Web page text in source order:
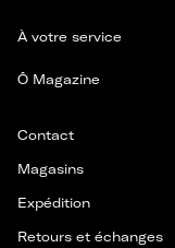
À votre service
Ô Magazine
Contact
Magasins
Expédition
Retours et échanges